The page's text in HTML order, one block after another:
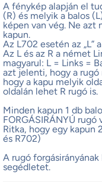
A fénykép alapján el
(R) és melyik a balos
képen van vég. Ne azt
kapun.
Az L702 esetén az „L”
Az L és az R a német
magyarul: L = Links =
azt jelenti, hogy a
hogy a kapu melyik
oldalán lehet R rugó is.
Minden kapun 1 db
FORGÁSIRÁNYÚ rugó
Ritka, hogy egy kapun
és R702)
A rugó
segédletet.